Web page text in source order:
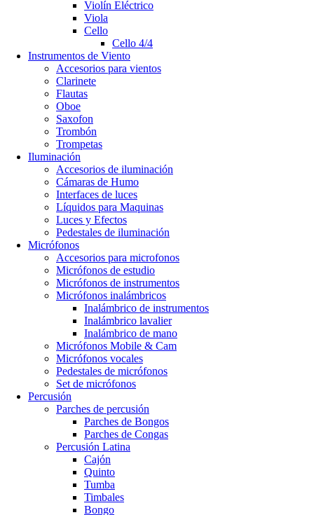
Violín Eléctrico
Viola
Cello
Cello 4/4
Instrumentos de Viento
Accesorios para vientos
Clarinete
Flautas
Oboe
Saxofon
Trombón
Trompetas
Iluminación
Accesorios de iluminación
Cámaras de Humo
Interfaces de luces
Líquidos para Maquinas
Luces y Efectos
Pedestales de iluminación
Micrófonos
Accesorios para microfonos
Micrófonos de estudio
Micrófonos de instrumentos
Micrófonos inalámbricos
Inalámbrico de instrumentos
Inalámbrico lavalier
Inalámbrico de mano
Micrófonos Mobile & Cam
Micrófonos vocales
Pedestales de micrófonos
Set de micrófonos
Percusión
Parches de percusión
Parches de Bongos
Parches de Congas
Percusión Latina
Cajón
Quinto
Tumba
Timbales
Bongo